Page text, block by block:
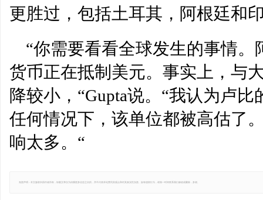
更胜过，包括土耳其，阿根廷和
“你需要看看全球发生的事情。
货币正在抵制美元。事实上，与
降较小，“Gupta说。“我认为卢
任何情况下，该单位都被高估了
响太多。“
免责声明：本文版权归原作者所有，转载文章仅为传播更多信息之目的，并不代表本站赞同其观点和对其真实性负责。如有侵权行为，请第一时间联系我们修改或删除，多谢。